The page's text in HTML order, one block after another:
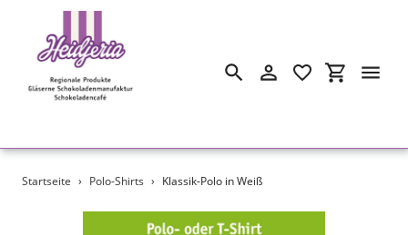
Direkt
SuchenEinloggen
Startseite › Polo-Shirts › Klassik-Polo in Weiß